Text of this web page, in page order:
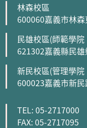
林森校區
600060嘉義市林
民雄校區(師範學
621302嘉義縣民
新民校區(管理學
600023嘉義市新
TEL: 05-2717000
FAX: 05-2717095